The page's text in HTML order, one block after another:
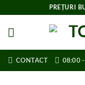
content
PREȚURI
CONTACT 08:00